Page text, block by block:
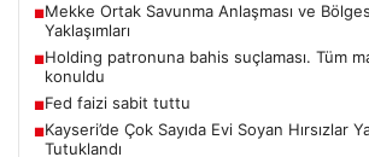
■Mekke Ortak Savunma Anlaşması ve
Yaklaşımları
■Holding patronuna bahis suçlaması. Tüm
konuldu
■Fed faizi sabit tuttu
■Kayseri’de Çok Sayıda Evi Soyan Hırsızlar
Tutuklandı